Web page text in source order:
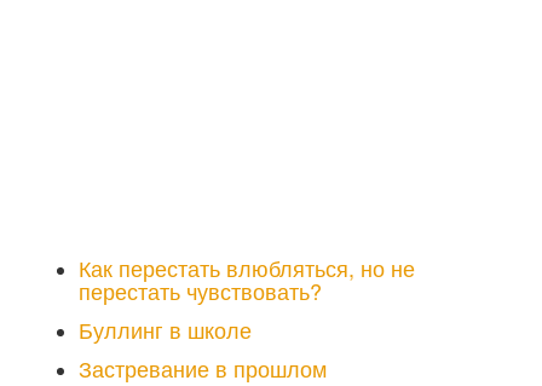
Как перестать влюбляться, но не
перестать чувствовать?
Буллинг в школе
Застревание в прошлом